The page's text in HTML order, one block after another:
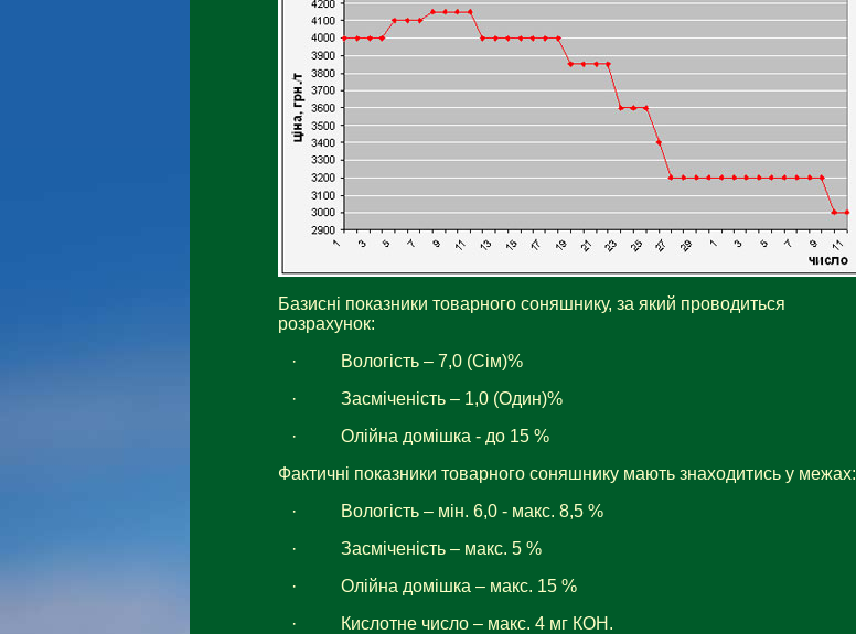
Базисні показники товарного соняшнику, за який проводиться
розрахунок:
·
Вологість – 7,0 (Сім)%
·
Засміченість – 1,0 (Один)%
·
Олійна домішка - до 15 %
Фактичні показники товарного соняшнику мають знаходитись у межах:
·
Вологість – мін. 6,0 - макс. 8,5 %
·
Засміченість – макс. 5 %
·
Олійна домішка – макс. 15 %
·
Кислотне число – макс. 4 мг КОН.